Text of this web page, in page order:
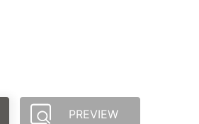
PREVIEW